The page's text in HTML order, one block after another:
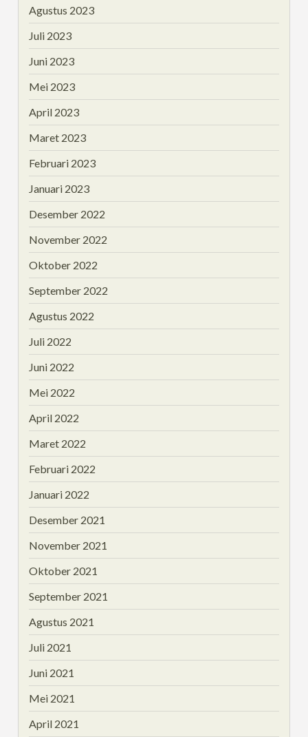
Agustus 2023
Juli 2023
Juni 2023
Mei 2023
April 2023
Maret 2023
Februari 2023
Januari 2023
Desember 2022
November 2022
Oktober 2022
September 2022
Agustus 2022
Juli 2022
Juni 2022
Mei 2022
April 2022
Maret 2022
Februari 2022
Januari 2022
Desember 2021
November 2021
Oktober 2021
September 2021
Agustus 2021
Juli 2021
Juni 2021
Mei 2021
April 2021